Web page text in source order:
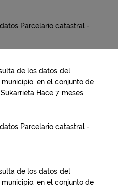
Parcelario catastral -
de los datos del
en el conjunto de
Hace 7 meses
Parcelario catastral -
de los datos del
en el conjunto de